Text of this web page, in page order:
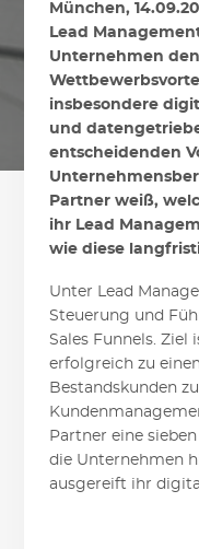
München,
Lead
Unternehmen
insbesondere
und
entscheidenden
Partner weiß,
ihr Lead
wie diese
Unter Lead
Steuerung und
Sales Funnels. Ziel
erfolgreich zu
Bestandskunden
Partner eine
die Unternehmen
ausgereift ihr